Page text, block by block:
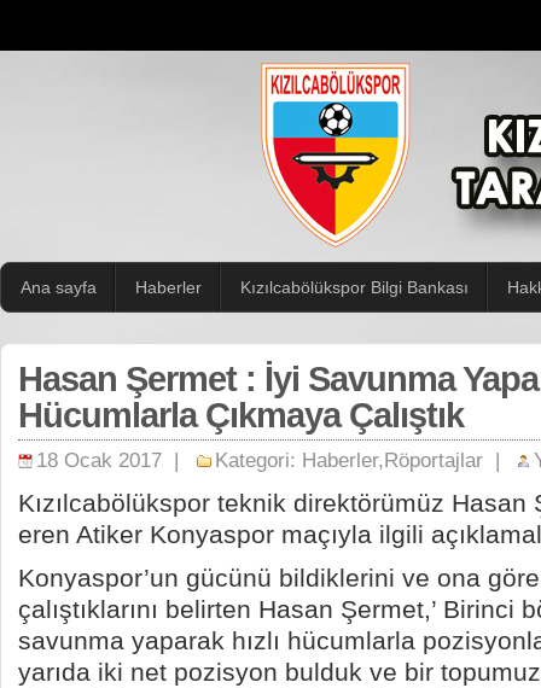
Ana sayfa Haberler Kızılcabölükspor Bilgi Bankası
Hasan Şermet : İyi Savunma
Hücumlarla Çıkmaya Çalıştık
18 Ocak 2017 | Kategori: Haberler,Röportajlar |
Kızılcabölükspor teknik direktörümüz Hasan
eren Atiker Konyaspor maçıyla ilgili
Konyaspor’un gücünü bildiklerini ve ona
çalıştıklarını belirten Hasan Şermet,’ Birinci
savunma yaparak hızlı hücumlarla
yarıda iki net pozisyon bulduk ve bir